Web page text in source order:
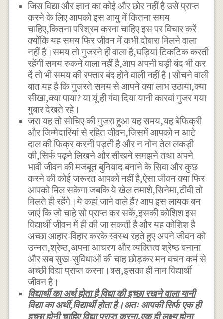
जिस विद्या और ज्ञान का कोई और छोर नहीं है उसे प्राप्त
करने के लिए आपको इस आयु में कितना समय
चाहिए,कितना परिश्रम करना चाहिए इस पर विचार करें
क्योंकि यह समय फिर जीवन में कभी दोबारा मिलने वाला
नहीं है।समय तो गुजरने ही वाला है,घड़ियां टिकटिक करती
रहेंगी समय रुकने वाला नहीं है,आप अपनी घड़ी बंद भी कर
दें तो भी समय की रफ्तार बंद होने वाली नहीं है।सोचने वाली
बात यह है कि गुजरते समय से आपने क्या लाभ उठाया,क्या
सीखा,क्या पाया? या यूं ही गंवा दिया यानी कारवां गुजर गया
गुबार देखते रहे।
जरा यह तो सोचिए की गुजरा हुआ यह समय,यह बेफिक्री
और जिम्मेदारियां से रहित जीवन,जिसमें आपको न आटे
दाल की फिक्र करनी पड़ती है और न नोन तेल लकड़ी
की,सिर्फ पढ़ने लिखने और सीखने समझने तथा अपने
भावी जीवन की मजबूत बुनियाद बनाने के सिवा और कुछ
करने की कोई जरूरत आपको नहीं है,ऐसा जीवन क्या फिर
आपको मिल सकेगा जबकि ये खेल तमाशे,सिनेमा,टीवी तो
मिलते ही रहेंगे।ये कहां जाने वाले हैं? आप इस लायक बन
जाएं कि जो चाहे सो प्राप्त कर सकें,इसकी कोशिश इस
विद्यार्थी जीवन में ही की जा सकती है और यह कोशिश है
अच्छा आहार-विहार करके स्वस्थ रहते हुए अपने जीवन को
उन्नत,श्रेष्ठ,अपना आचरण और व्यक्तित्व श्रेष्ठ बनाना
और सब सुख-सुविधाओं की चाह छोड़कर मन वचन कर्म से
अच्छी विद्या प्राप्त करना।बस,इसका ही नाम विद्यार्थी
जीवन है।
विद्यार्थी का अर्थ होता है विद्या की इच्छा रखने वाला यानी
विद्या का अर्थी,विद्यार्थी होता है।अतः आपकी सिर्फ एक ही
इच्छा होनी चाहिए विद्या प्राप्त करना,एक ही लक्ष्य होना